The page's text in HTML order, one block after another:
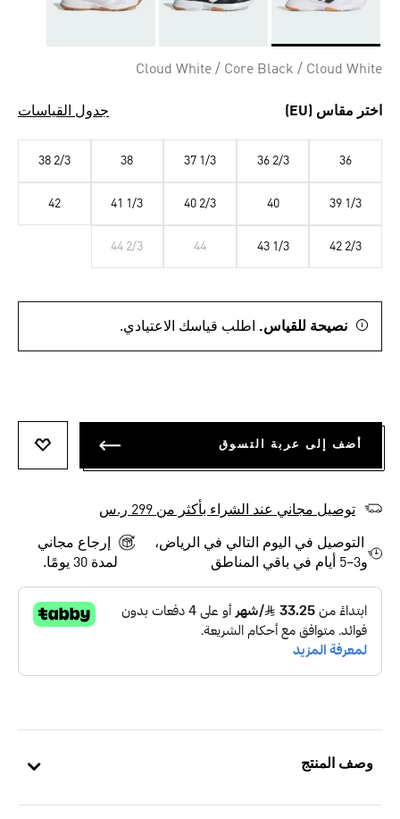
وصف المنتج
Cloud White / Core Black / Cloud White
اختر مقاس (EU) جدول القياسات
36
36 2/3
37 1/3
38
38 2/3
39 1/3
40
40 2/3
41 1/3
42
42 2/3
43 1/3
44
44 2/3
نصيحة للقياس. اطلب قياسك الاعتيادي.
أضف إلى عربة التسوق
توصيل مجاني عند الشراء بأكثر من 299 ر.س
التوصيل في اليوم التالي في الرياض،
و3–5 أيام في باقي المناطق
إرجاع مجاني
لمدة 30 يومًا.